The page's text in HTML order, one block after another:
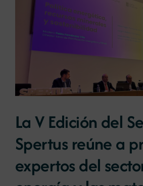
La V Edición del
Spertus reúne a
expertos del